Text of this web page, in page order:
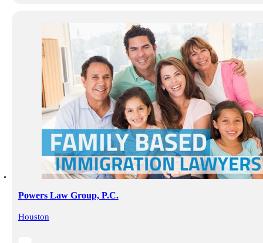
Powers Law Group, P.C.
Houston